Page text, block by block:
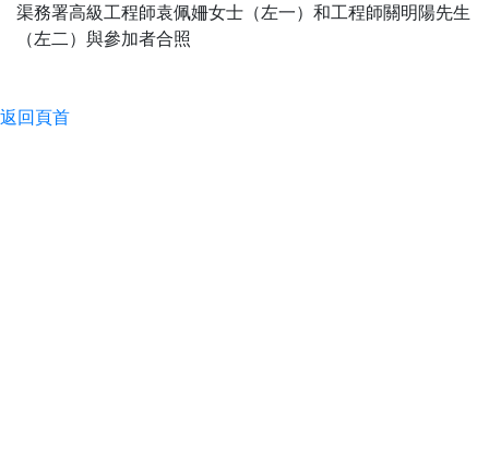
渠務署高級工程師袁佩姍女士（左一）和工程師關明陽先生
（左二）與參加者合照
返回頁首